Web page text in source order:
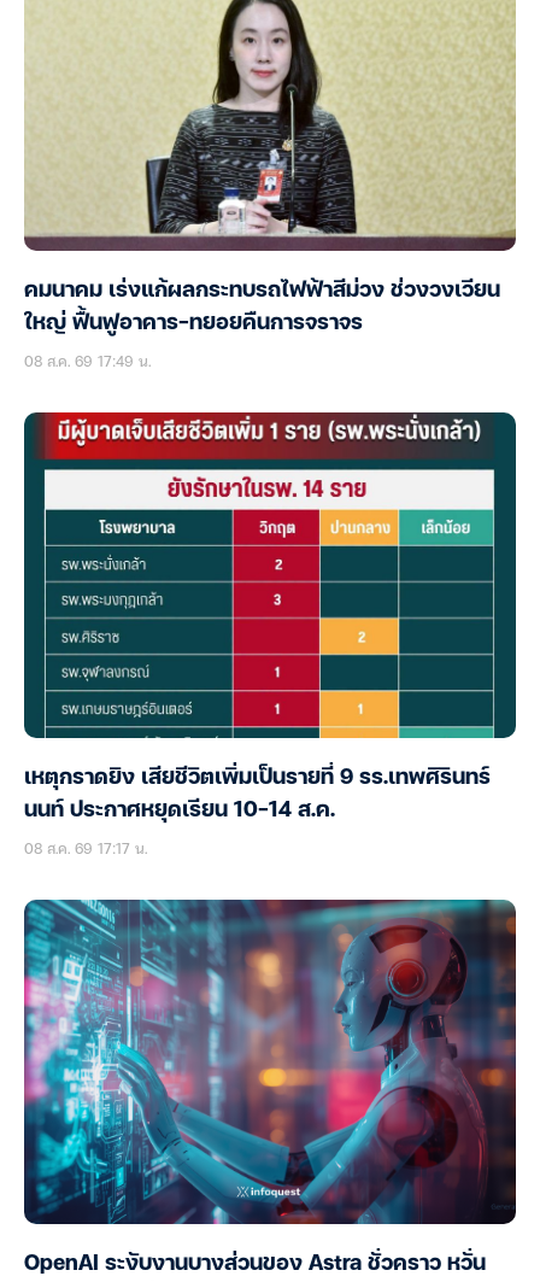
คมนาคม เร่งแก้ผลกระทบรถไฟฟ้าสีม่วง ช่วงวงเวียน
ใหญ่ ฟื้นฟูอาคาร-ทยอยคืนการจราจร
08 ส.ค. 69 17:49 น.
เหตุกราดยิง เสียชีวิตเพิ่มเป็นรายที่ 9 รร.เทพศิรินทร์
นนท์ ประกาศหยุดเรียน 10-14 ส.ค.
08 ส.ค. 69 17:17 น.
OpenAI ระงับงานบางส่วนของ Astra ชั่วคราว หวั่น